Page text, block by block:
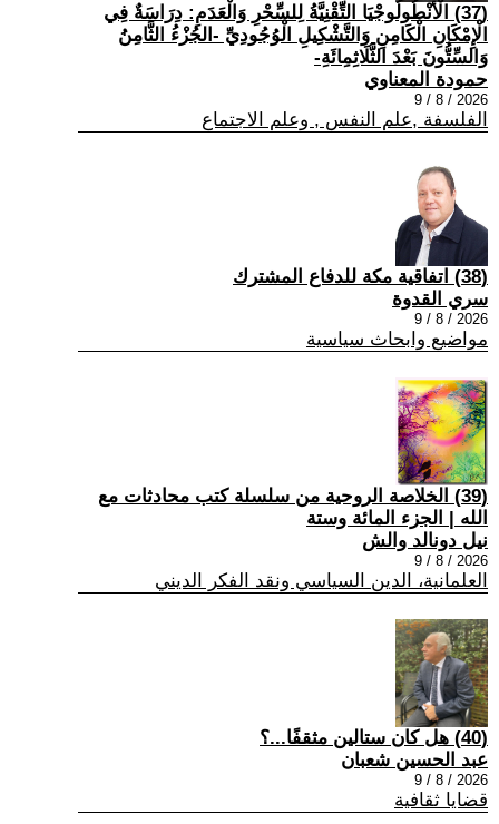
(37) الْأَنْطُولُوجْيَا التِّقْنِيَّةُ لِلسِّحْرِ وَالْعَدَمِ: دِرَاسَةٌ فِي
الْإِمْكَانِ الْكَامِنِ وَالتَّشْكِيلِ الْوُجُودِيِّ -الجُزْءُ الثَّامِنُ
وَالسِّتُّونَ بَعْدَ الثَّلَاثِمِائَةِ-
حمودة المعناوي
2026 / 8 / 9
الفلسفة ,علم النفس , وعلم الاجتماع
(38) اتفاقية مكة للدفاع المشترك
سري القدوة
2026 / 8 / 9
مواضيع وابحاث سياسية
(39) الخلاصة الروحية من سلسلة كتب محادثات مع
الله | الجزء المائة وستة
نيل دونالد والش
2026 / 8 / 9
العلمانية، الدين السياسي ونقد الفكر الديني
(40) هل كان ستالين مثقفًا...؟
عبد الحسين شعبان
2026 / 8 / 9
قضايا ثقافية